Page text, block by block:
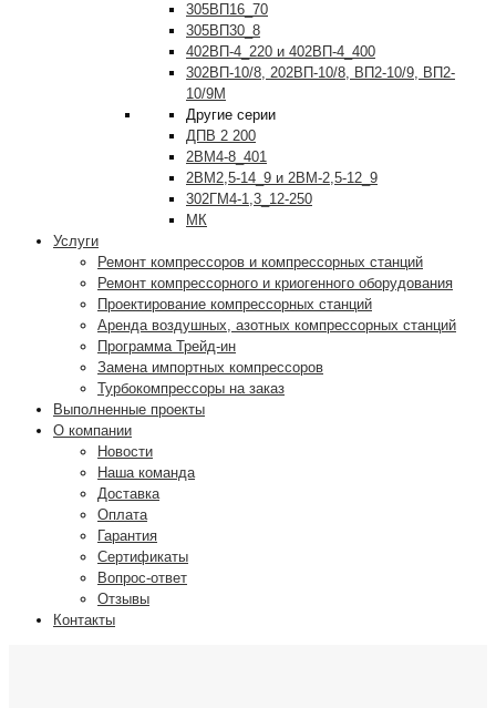
305ВП16_70
305ВП30_8
402ВП-4_220 и 402ВП-4_400
302ВП-10/8, 202ВП-10/8, ВП2-10/9, ВП2-
10/9М
Другие серии
ДПВ 2 200
2ВМ4-8_401
2ВМ2,5-14_9 и 2ВМ-2,5-12_9
302ГМ4-1,3_12-250
МК
Услуги
Ремонт компрессоров и компрессорных станций
Ремонт компрессорного и криогенного оборудования
Проектирование компрессорных станций
Аренда воздушных, азотных компрессорных станций
Программа Трейд-ин
Замена импортных компрессоров
Турбокомпрессоры на заказ
Выполненные проекты
О компании
Новости
Наша команда
Доставка
Оплата
Гарантия
Сертификаты
Вопрос-ответ
Отзывы
Контакты